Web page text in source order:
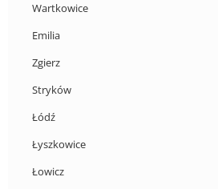
Wartkowice
Emilia
Zgierz
Stryków
Łódź
Łyszkowice
Łowicz